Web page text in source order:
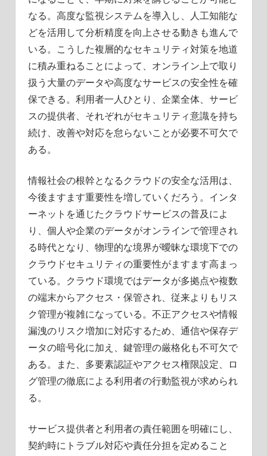
なる。高度な監視システムを導入し、人工知能な
どを活用して分析精度を向上させる動きも進んで
いる。こうした複層的なセキュリティ対策を地道
に積み重ねることによって、オンライン上で取り
扱う大量のデータや高度なサービスの安全性を確
保できる。利用者一人ひとり、企業全体、サービ
スの提供者、それぞれがセキュリティ意識を持ち
続け、改善や対応を怠らないことが必要不可欠で
ある。
情報社会の根幹となるクラウドの安全な活用は、
今後ますます重要性を増していくだろう。インタ
ーネットを通じたクラウドサービスの普及によ
り、個人や企業のデータがオンラインで管理され
る時代となり、物理的な境界が曖昧な環境下での
クラウドセキュリティの重要性がますます高まっ
ている。クラウド環境ではデータが多拠点や複数
の端末からアクセス・保管され、従来よりもリス
ク管理が複雑になっている。不正アクセスや情報
漏洩のリスク増加に対応するため、通信や保存デ
ータの暗号化に加え、鍵管理の厳格化も不可欠で
ある。また、多要素認証やアクセス権限設定、ロ
グ管理の徹底による利用者の行動監視が求められ
る。
サービス提供者と利用者の責任範囲を明確にし、
契約時にトラブル対応や責任分担を定めること